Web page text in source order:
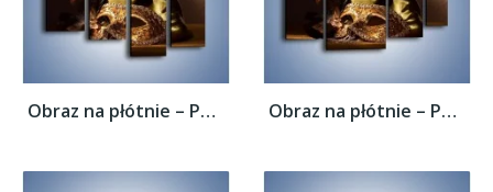
Obraz na płótnie – Porzucone maski w... Obraz na płótnie – Porzucone maski w...